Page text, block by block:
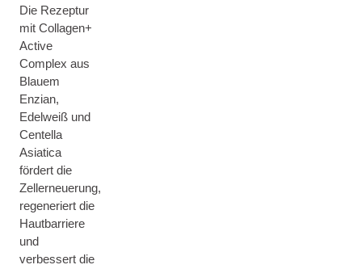
Die Rezeptur
mit Collagen+
Active
Complex aus
Blauem
Enzian,
Edelweiß und
Centella
Asiatica
fördert die
Zellerneuerung,
regeneriert die
Hautbarriere
und
verbessert die